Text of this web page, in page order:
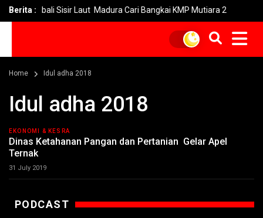
Berita :
Kembali Sisir Laut Madura Cari Bangkai KMP Mutiara 2
Home Idul adha 2018
Idul adha 2018
EKONOMI & KESRA
Dinas Ketahanan Pangan dan Pertanian Gelar Apel
Ternak
31 July 2019
PODCAST